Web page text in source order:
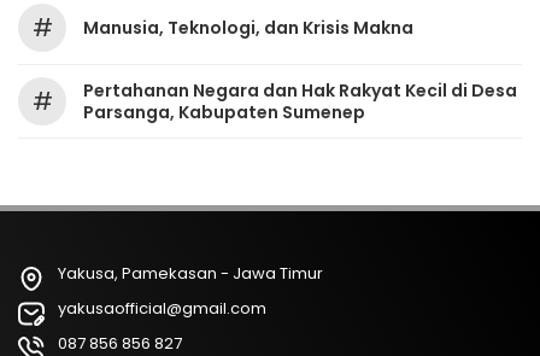
# Manusia, Teknologi, dan Krisis Makna
#
Pertahanan Negara dan Hak Rakyat Kecil di Desa
Parsanga, Kabupaten Sumenep
Yakusa, Pamekasan - Jawa Timur
yakusaofficial@gmail.com
087 856 856 827